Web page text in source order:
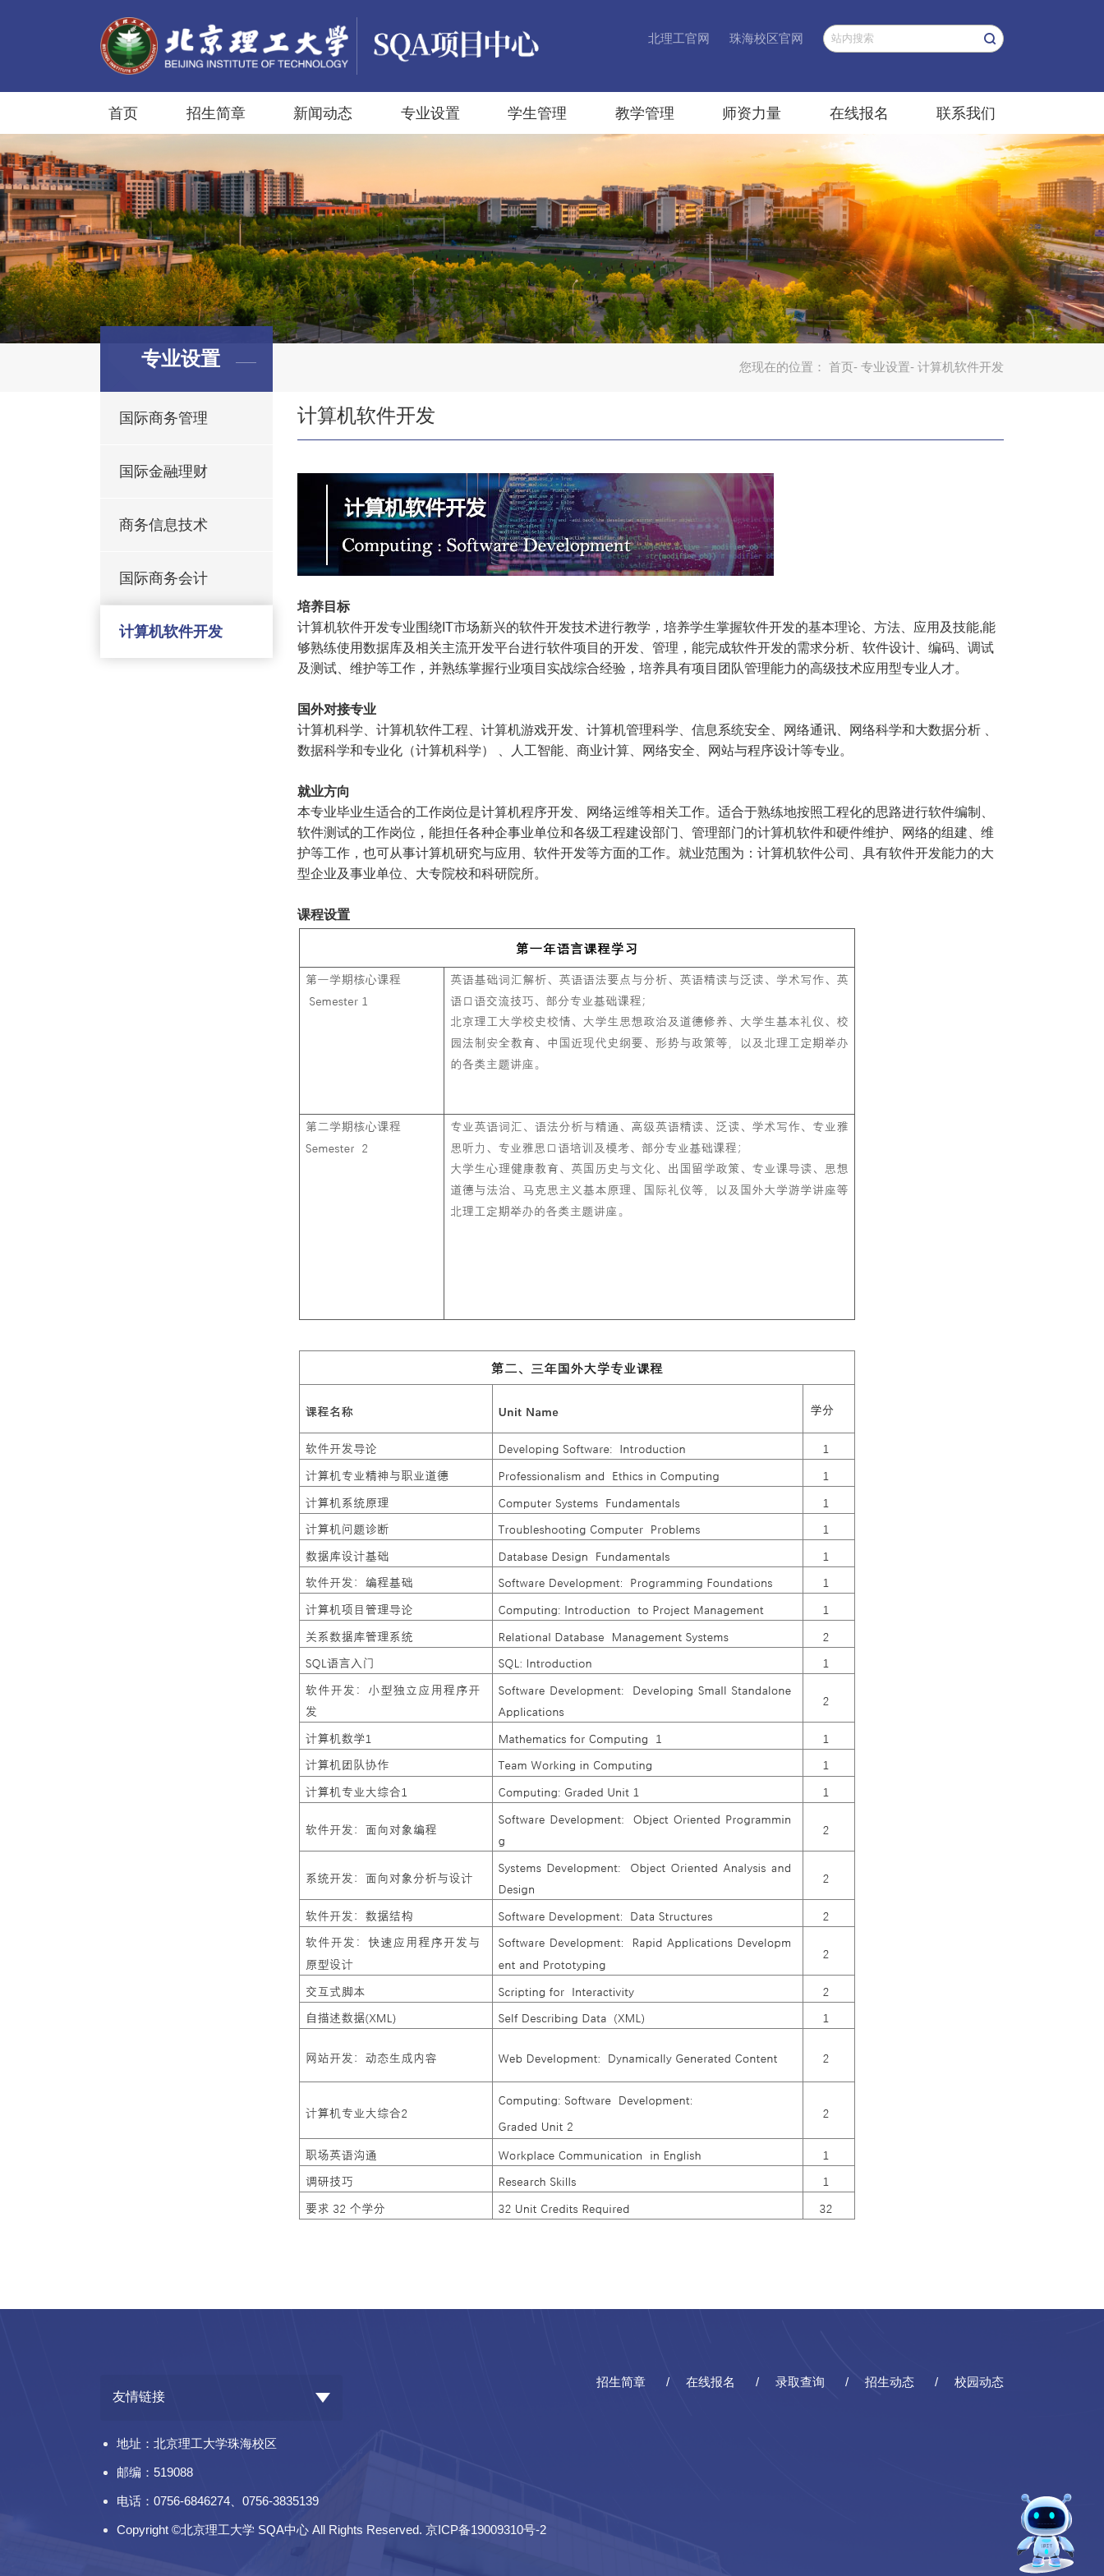
北理工官网 珠海校区官网
首页 招生简章 新闻动态 专业设置 学生管理 教学管理 师资力量 在线报名 联系我们
您现在的位置： 首页- 专业设置- 计算机软件开发
专业设置
国际商务管理
国际金融理财
商务信息技术
国际商务会计
计算机软件开发
计算机软件开发
培养目标
计算机软件开发专业围绕IT市场新兴的软件开发技术进行教学，培养学生掌握软件开发的基本理论、方法、应用及技能,能
够熟练使用数据库及相关主流开发平台进行软件项目的开发、管理，能完成软件开发的需求分析、软件设计、编码、调试
及测试、维护等工作，并熟练掌握行业项目实战综合经验，培养具有项目团队管理能力的高级技术应用型专业人才。
国外对接专业
计算机科学、计算机软件工程、计算机游戏开发、计算机管理科学、信息系统安全、网络通讯、网络科学和大数据分析 、
数据科学和专业化（计算机科学） 、人工智能、商业计算、网络安全、网站与程序设计等专业。
就业方向
本专业毕业生适合的工作岗位是计算机程序开发、网络运维等相关工作。适合于熟练地按照工程化的思路进行软件编制、
软件测试的工作岗位，能担任各种企事业单位和各级工程建设部门、管理部门的计算机软件和硬件维护、网络的组建、维
护等工作，也可从事计算机研究与应用、软件开发等方面的工作。就业范围为：计算机软件公司、具有软件开发能力的大
型企业及事业单位、大专院校和科研院所。
课程设置
友情链接
地址：北京理工大学珠海校区
邮编：519088
电话：0756-6846274、0756-3835139
Copyright ©北京理工大学 SQA中心 All Rights Reserved. 京ICP备19009310号-2
招生简章 在线报名 录取查询 招生动态 校园动态